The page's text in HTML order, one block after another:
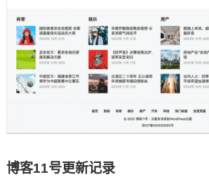
博客11号更新记录